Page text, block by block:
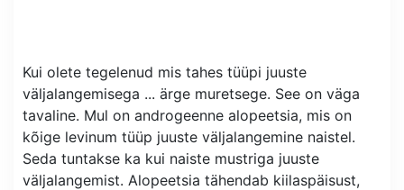
Kui olete tegelenud mis tahes tüüpi juuste
väljalangemisega ... ärge muretsege. See on väga
tavaline. Mul on androgeenne alopeetsia, mis on
kõige levinum tüüp juuste väljalangemine naistel.
Seda tuntakse ka kui naiste mustriga juuste
väljalangemist. Alopeetsia tähendab kiilaspäisust,